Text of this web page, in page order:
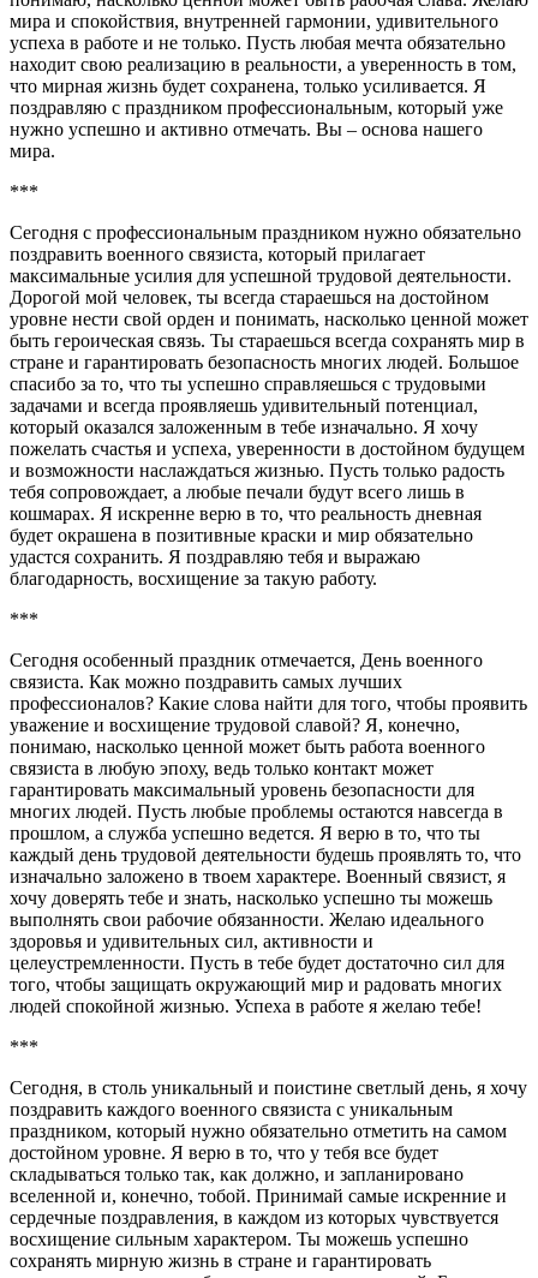
мира и спокойствия, внутренней гармонии, удивительного
успеха в работе и не только. Пусть любая мечта обязательно
находит свою реализацию в реальности, а уверенность в том,
что мирная жизнь будет сохранена, только усиливается. Я
поздравляю с праздником профессиональным, который уже
нужно успешно и активно отмечать. Вы – основа нашего
мира.
***
Сегодня с профессиональным праздником нужно обязательно
поздравить военного связиста, который прилагает
максимальные усилия для успешной трудовой деятельности.
Дорогой мой человек, ты всегда стараешься на достойном
уровне нести свой орден и понимать, насколько ценной может
быть героическая связь. Ты стараешься всегда сохранять мир в
стране и гарантировать безопасность многих людей. Большое
спасибо за то, что ты успешно справляешься с трудовыми
задачами и всегда проявляешь удивительный потенциал,
который оказался заложенным в тебе изначально. Я хочу
пожелать счастья и успеха, уверенности в достойном будущем
и возможности наслаждаться жизнью. Пусть только радость
тебя сопровождает, а любые печали будут всего лишь в
кошмарах. Я искренне верю в то, что реальность дневная
будет окрашена в позитивные краски и мир обязательно
удастся сохранить. Я поздравляю тебя и выражаю
благодарность, восхищение за такую работу.
***
Сегодня особенный праздник отмечается, День военного
связиста. Как можно поздравить самых лучших
профессионалов? Какие слова найти для того, чтобы проявить
уважение и восхищение трудовой славой? Я, конечно,
понимаю, насколько ценной может быть работа военного
связиста в любую эпоху, ведь только контакт может
гарантировать максимальный уровень безопасности для
многих людей. Пусть любые проблемы остаются навсегда в
прошлом, а служба успешно ведется. Я верю в то, что ты
каждый день трудовой деятельности будешь проявлять то, что
изначально заложено в твоем характере. Военный связист, я
хочу доверять тебе и знать, насколько успешно ты можешь
выполнять свои рабочие обязанности. Желаю идеального
здоровья и удивительных сил, активности и
целеустремленности. Пусть в тебе будет достаточно сил для
того, чтобы защищать окружающий мир и радовать многих
людей спокойной жизнью. Успеха в работе я желаю тебе!
***
Сегодня, в столь уникальный и поистине светлый день, я хочу
поздравить каждого военного связиста с уникальным
праздником, который нужно обязательно отметить на самом
достойном уровне. Я верю в то, что у тебя все будет
складываться только так, как должно, и запланировано
вселенной и, конечно, тобой. Принимай самые искренние и
сердечные поздравления, в каждом из которых чувствуется
восхищение сильным характером. Ты можешь успешно
сохранять мирную жизнь в стране и гарантировать